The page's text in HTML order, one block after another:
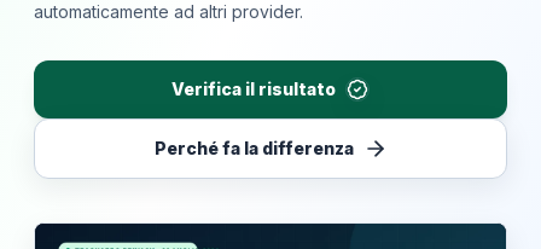
automaticamente ad altri provider.
Verifica il risultato
Perché fa la differenza